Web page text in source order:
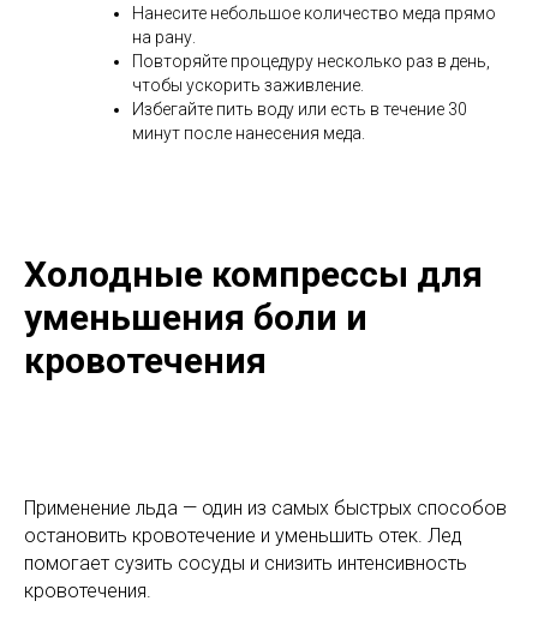
Нанесите небольшое количество меда прямо
на рану.
Повторяйте процедуру несколько раз в день,
чтобы ускорить заживление.
Избегайте пить воду или есть в течение 30
минут после нанесения меда.
Холодные компрессы для
уменьшения боли и
кровотечения
Применение льда — один из самых быстрых способов
остановить кровотечение и уменьшить отек. Лед
помогает сузить сосуды и снизить интенсивность
кровотечения.